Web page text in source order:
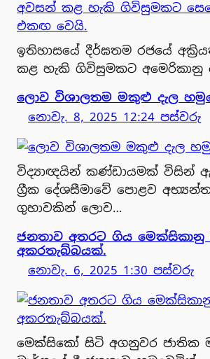
ඉතිහාසයේ දීර්ඝතම රජයේ
කළ හැකි ගිවිසුමකට අමෙරිකානු
ලොව විශාලතම මකුළු දැල
නොවැ. 8, 2025 12:24 පස්වරු
විද්‍යාඥයින් කණ්ඩායමක් විසින්
ග්‍රීක දේශසීමාවේ පොළව
ගුහාවකින් ලොව…
ජනතාව අතරට ගිය
අකරතැබ්බයක්.
නොවැ. 6, 2025 1:30 පස්වරු
මෙක්සිකෝ සිටි අගනුවර ජාතික